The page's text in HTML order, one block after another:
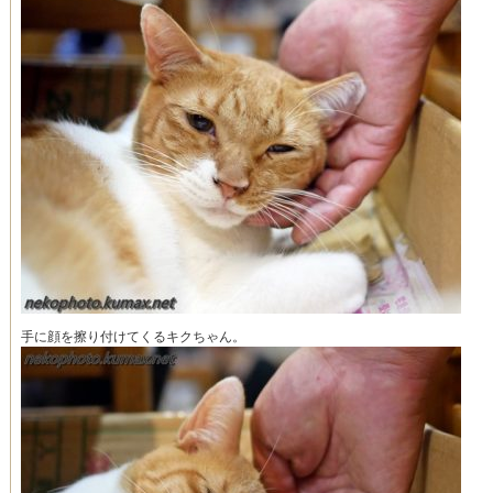
手に顔を擦り付けてくるキクちゃん。